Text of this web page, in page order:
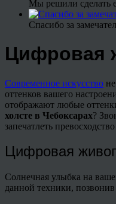
Мы решили сделать
Спасибо за
Цифровая
Современное искусство
оттенков вашего
отображают любые
холсте в Чебоксарах?
запечатлеть
Цифровая
Солнечная улыбка на
данной техники,